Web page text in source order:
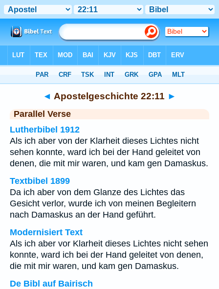
◄ Apostelgeschichte 22:11 ►
Parallel Verse
Lutherbibel 1912
Als ich aber von der Klarheit dieses Lichtes nicht
sehen konnte, ward ich bei der Hand geleitet von
denen, die mit mir waren, und kam gen Damaskus.
Textbibel 1899
Da ich aber von dem Glanze des Lichtes das
Gesicht verlor, wurde ich von meinen Begleitern
nach Damaskus an der Hand geführt.
Modernisiert Text
Als ich aber vor Klarheit dieses Lichtes nicht sehen
konnte, ward ich bei der Hand geleitet von denen,
die mit mir waren, und kam gen Damaskus.
De Bibl auf Bairisch